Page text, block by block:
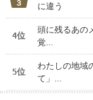
に違う
4位
頭に残るあの
覚...
5位
わたしの地域
て」...